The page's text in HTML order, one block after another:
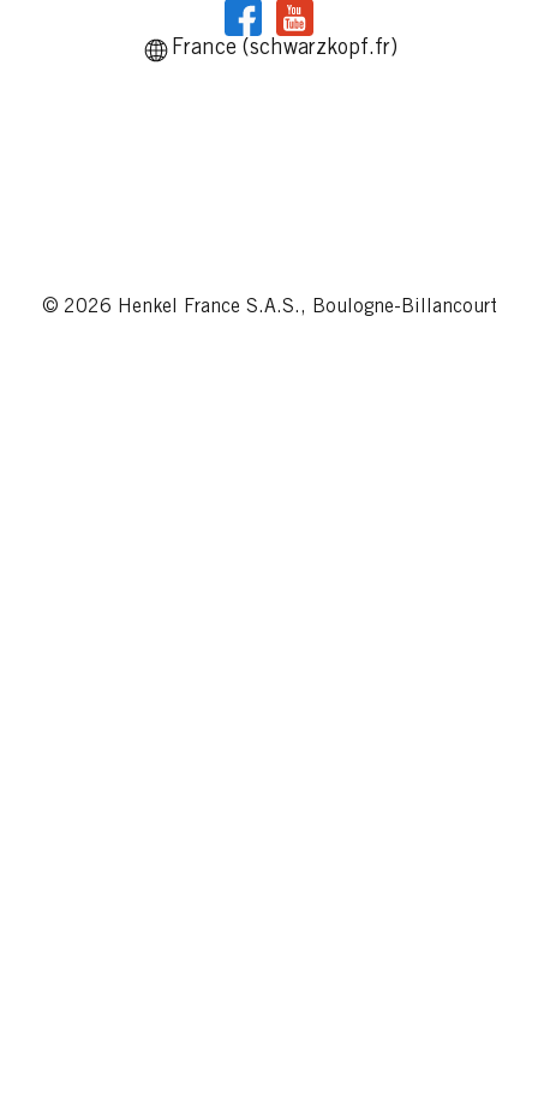
France (schwarzkopf.fr)
© 2026 Henkel France S.A.S., Boulogne-Billancourt